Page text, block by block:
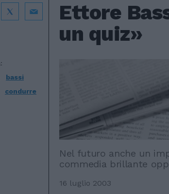
Ettore
un quiz»
bassi
condurre
Nel futuro anche un
commedia brillante
16 luglio 2003